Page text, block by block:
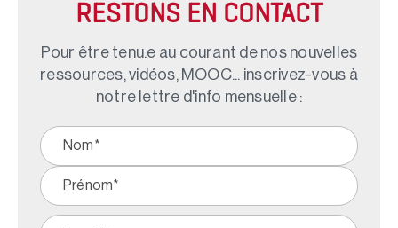
RESTONS EN CONTACT
Pour être tenu.e au courant de nos nouvelles
ressources, vidéos, MOOC... inscrivez-vous à
notre lettre d'info mensuelle :